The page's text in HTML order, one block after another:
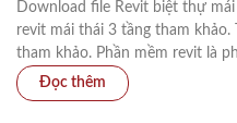
Download file Revit biệt thự
revit mái thái 3 tầng tham
tham khảo. Phần mềm revit là